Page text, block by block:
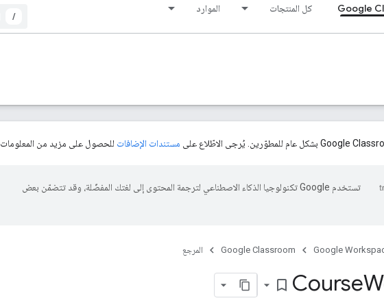
Google كل المنتجات الموارد
/
مستندات الإضافات للحصول على مزيد من المعلومات.
تستخدم Google تكنولوجيا الذكاء الاصطناعي لترجمة المحتوى إلى لغتك المفضّلة، وقد تتضمّن بعض
Google
Google Classroom المرجع
Course
bookmark_border